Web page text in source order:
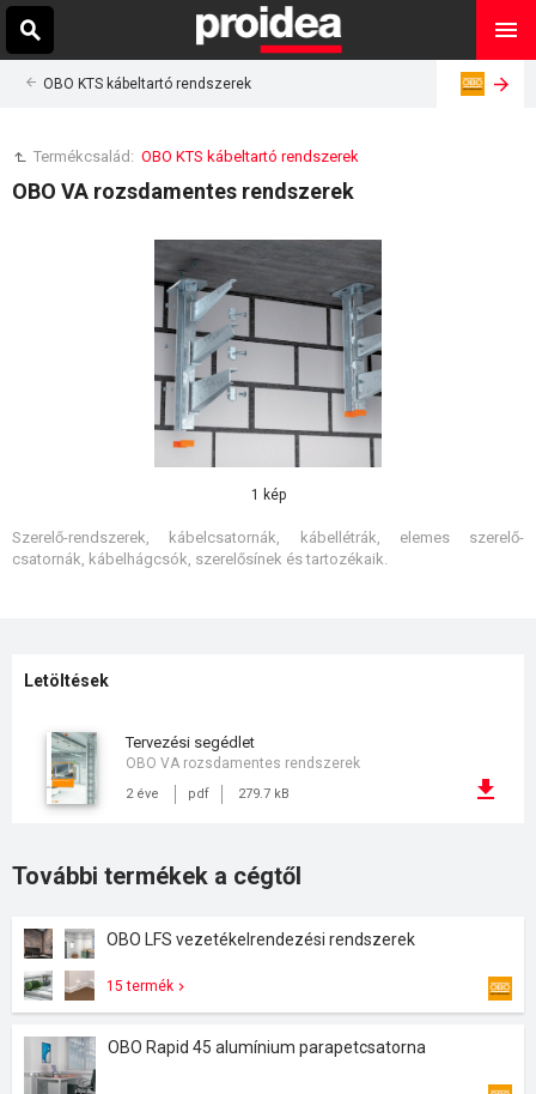
OBO KTS kábeltartó rendszerek
Termékcsalád: OBO KTS kábeltartó rendszerek
OBO VA rozsdamentes rendszerek
1 kép
Szerelő-rendszerek, kábelcsatornák, kábellétrák, elemes szerelő-
csatornák, kábelhágcsók, szerelősínek és tartozékaik.
Letöltések
tervezési segédlet
2 éve pdf 279.7 kB
OBO VA rozsdamentes rendszerek
További termékek a cégtől
OBO LFS vezetékelrendezési rendszerek
15 termék
OBO Rapid 45 alumínium parapetcsatorna